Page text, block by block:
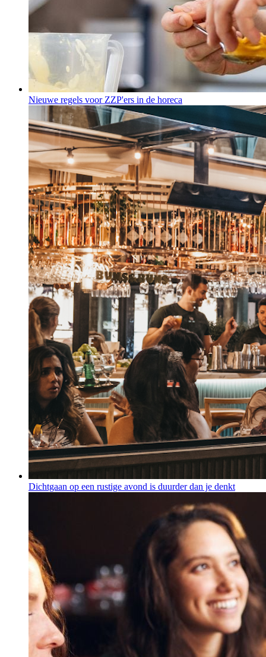
Nieuwe regels voor ZZP'ers in de horeca
Dichtgaan op een rustige avond is duurder dan je denkt